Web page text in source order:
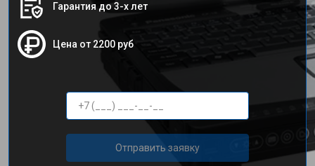
Гарантия до 3-х лет
Цена от 2200 руб
Отправить заявку